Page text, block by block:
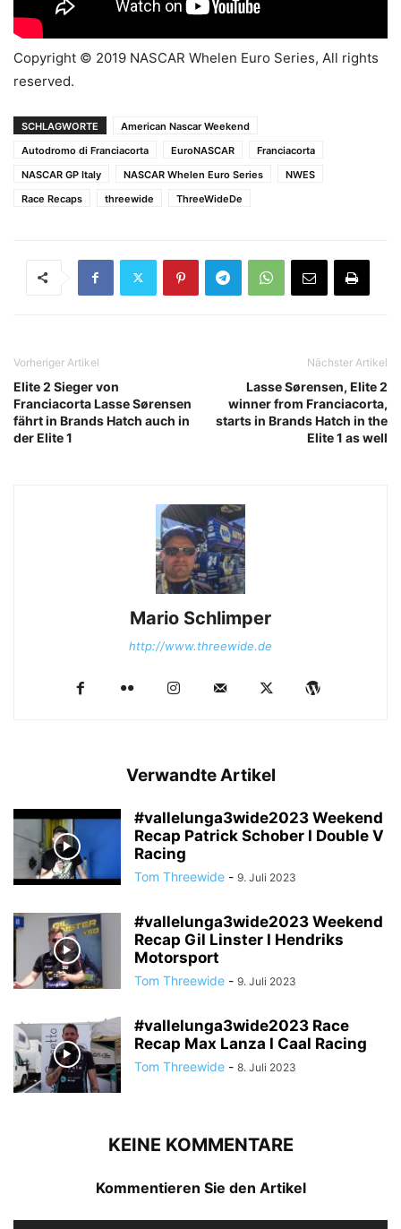
Copyright © 2019 NASCAR Whelen Euro Series, All rights
reserved.
SCHLAGWORTE
American Nascar Weekend
Autodromo di Franciacorta
EuroNASCAR
Franciacorta
NASCAR GP Italy
NASCAR Whelen Euro Series
NWES
Race Recaps
threewide ThreeWideDe
Vorheriger Artikel
Elite 2 Sieger von
Franciacorta Lasse Sørensen
fährt in Brands Hatch auch in
der Elite 1
Nächster Artikel
Lasse Sørensen, Elite 2
winner from Franciacorta,
starts in Brands Hatch in the
Elite 1 as well
Mario Schlimper
http://www.threewide.de
Verwandte Artikel
#vallelunga3wide2023 Weekend
Recap Patrick Schober I Double V
Racing
Tom Threewide - 9. Juli 2023
#vallelunga3wide2023 Weekend
Recap Gil Linster I Hendriks
Motorsport
Tom Threewide - 9. Juli 2023
#vallelunga3wide2023 Race
Recap Max Lanza I Caal Racing
Tom Threewide - 8. Juli 2023
KEINE KOMMENTARE
Kommentieren Sie den Artikel